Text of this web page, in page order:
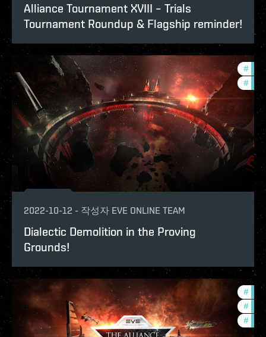
Alliance Tournament XVIII – Trials
Tournament Roundup & Flagship reminder!
#
# in-
2022-10-12 - 작성자 EVE ONLINE TEAM
Dialectic Demolition in the Proving
Grounds!
#
# pvp
#